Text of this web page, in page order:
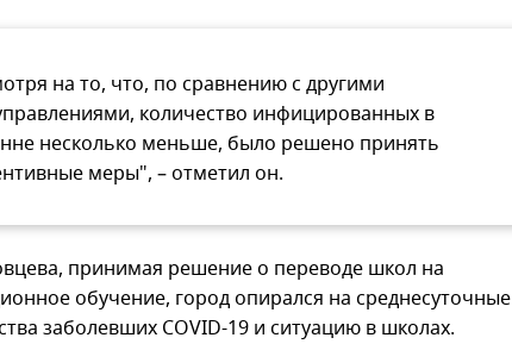
на то, что, по сравнению с другими
количество инфицированных в
несколько меньше, было решено принять
меры", – отметил он.
принимая решение о переводе школ на
обучение, город опирался на среднесуточные
заболевших COVID-19 и ситуацию в школах.